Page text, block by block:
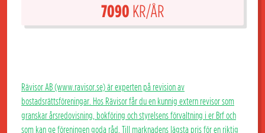
7090 KR/ÅR
Rävisor AB (www.ravisor.se) är experten på revision av
bostadsrättsföreningar. Hos Rävisor får du en kunnig extern revisor som
granskar årsredovisning, bokföring och styrelsens förvaltning i er Brf och
som kan ge föreningen goda råd. Till marknadens lägsta pris för en riktig